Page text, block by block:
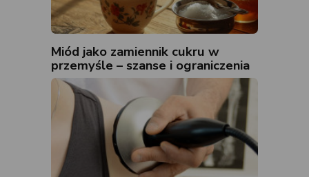
Miód jako zamiennik cukru w
przemyśle – szanse i ograniczenia